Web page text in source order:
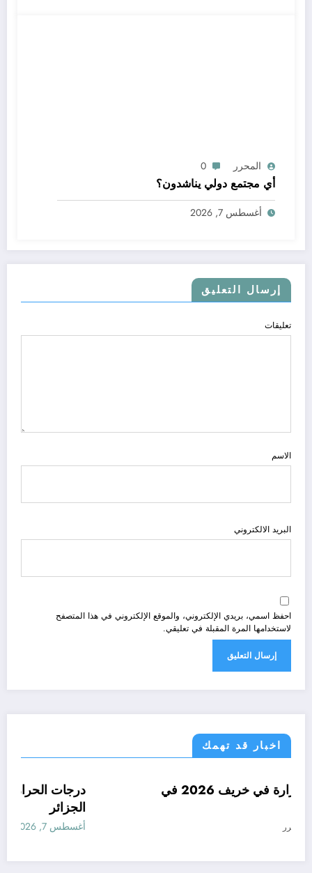
المحرر 0
أي مجتمع دولي يناشدون؟
أغسطس 7, 2026
إرسال التعليق
تعليقات
الاسم
البريد الالكتروني
احفظ اسمي، بريدي الإلكتروني، والموقع الإلكتروني في هذا المتصفح
لاستخدامها المرة المقبلة في تعليقي.
اخبار قد تهمك
أغسطس 7,
الحدث